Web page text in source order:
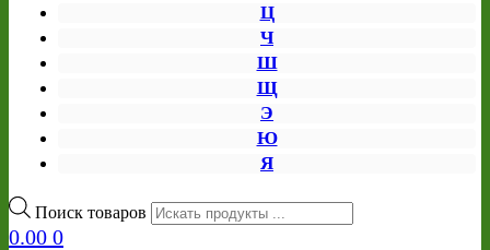
Ц
Ч
Ш
Щ
Э
Ю
Я
Поиск товаров
0.00 0